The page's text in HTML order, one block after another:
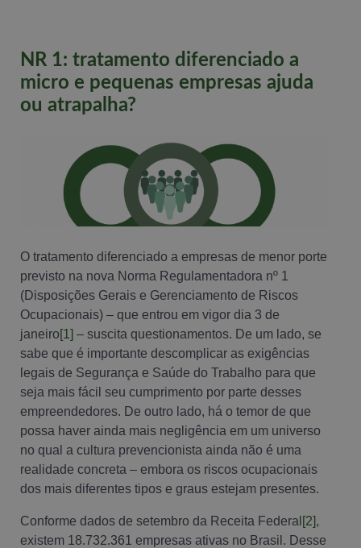
NR 1: tratamento diferenciado a
micro e pequenas empresas ajuda
ou atrapalha?
O tratamento diferenciado a empresas de menor porte
previsto na nova Norma Regulamentadora nº 1
(Disposições Gerais e Gerenciamento de Riscos
Ocupacionais) – que entrou em vigor dia 3 de
janeiro[1] – suscita questionamentos. De um lado, se
sabe que é importante descomplicar as exigências
legais de Segurança e Saúde do Trabalho para que
seja mais fácil seu cumprimento por parte desses
empreendedores. De outro lado, há o temor de que
possa haver ainda mais negligência em um universo
no qual a cultura prevencionista ainda não é uma
realidade concreta – embora os riscos ocupacionais
dos mais diferentes tipos e graus estejam presentes.
Conforme dados de setembro da Receita Federal [2],
existem 18.732.361 empresas ativas no Brasil. Desse